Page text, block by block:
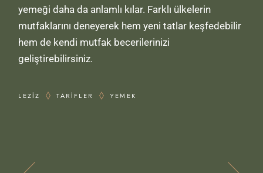
yemeği daha da anlamlı kılar. Farklı ülkelerin
mutfaklarını deneyerek hem yeni tatlar keşfedebilir
hem de kendi mutfak becerilerinizi
geliştirebilirsiniz.
LEZIZ TARIFLER YEMEK